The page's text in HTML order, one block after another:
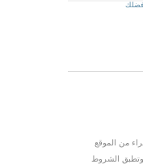
من الموقع
والاستبدال خلال 14 يوم وتطبق الشروط